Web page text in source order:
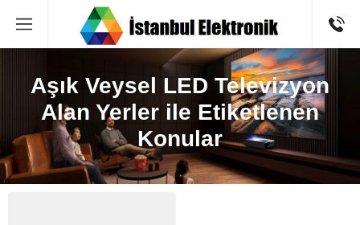
Aşık Veysel LED Televizyon
Alan Yerler ile Etiketlenen
Konular